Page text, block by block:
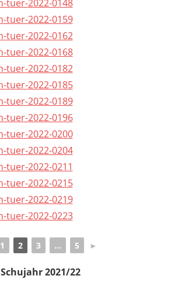
1 2 3 ... 5 ►
Schujahr 2021/22